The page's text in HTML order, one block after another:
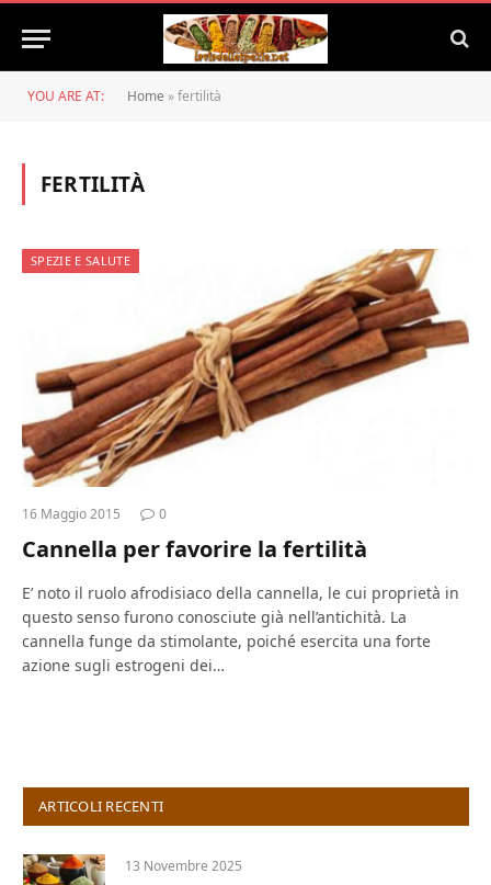
YOU ARE AT: Home »fertilità
FERTILITÀ
SPEZIE E SALUTE
16 Maggio 2015 0
Cannella per favorire la fertilità
E’ noto il ruolo afrodisiaco della cannella, le cui proprietà in
questo senso furono conosciute già nell’antichità. La
cannella funge da stimolante, poiché esercita una forte
azione sugli estrogeni dei…
ARTICOLI RECENTI
13 Novembre 2025